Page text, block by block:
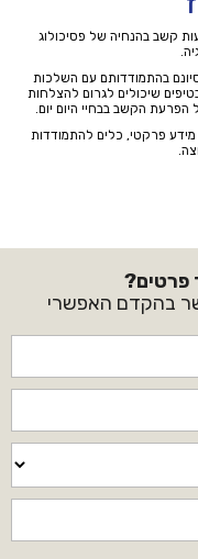
קשב בהנחיה של פסיכולוג
בהתמודדותם עם השלכות
שיכולים לגרום להצלחות
הקשב בבחיי היום יום.
פרקטי, כלים להתמודדות
פרטים?
בהקדם האפשרי